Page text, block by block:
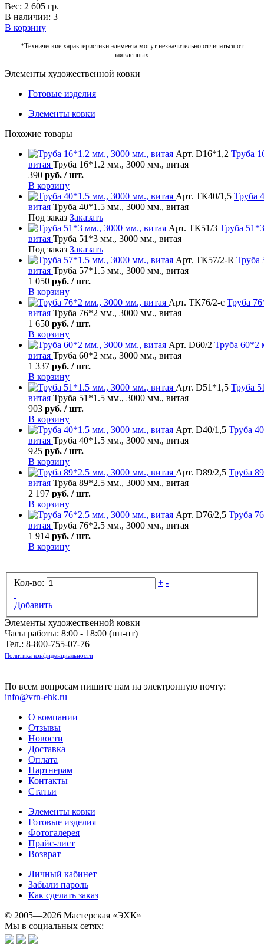
Вес: 2 605 гр.
В наличии: 3
В корзину
*Технические характеристики элемента могут незначительно отличаться от
заявленных.
Элементы художественной ковки
Готовые изделия
Элементы ковки
Похожие товары
Арт. D16*1,2 Труба
витая Труба 16*1.2 мм., 3000 мм., витая
390 руб. / шт.
В корзину
Арт. ТК40/1,5 Труба
витая Труба 40*1.5 мм., 3000 мм., витая
Под заказ Заказать
Арт. ТК51/3 Труба
витая Труба 51*3 мм., 3000 мм., витая
Под заказ Заказать
Арт. ТК57/2-R Труба
витая Труба 57*1.5 мм., 3000 мм., витая
1 050 руб. / шт.
В корзину
Арт. ТК76/2-с Труба
витая Труба 76*2 мм., 3000 мм., витая
1 650 руб. / шт.
В корзину
Арт. D60/2 Труба 60*2
витая Труба 60*2 мм., 3000 мм., витая
1 337 руб. / шт.
В корзину
Арт. D51*1,5 Труба
витая Труба 51*1.5 мм., 3000 мм., витая
903 руб. / шт.
В корзину
Арт. D40/1,5 Труба
витая Труба 40*1.5 мм., 3000 мм., витая
925 руб. / шт.
В корзину
Арт. D89/2,5 Труба
витая Труба 89*2.5 мм., 3000 мм., витая
2 197 руб. / шт.
В корзину
Арт. D76/2,5 Труба
витая Труба 76*2.5 мм., 3000 мм., витая
1 914 руб. / шт.
В корзину
Кол-во: + -
Добавить
Элементы художественной ковки
Часы работы: 8:00 - 18:00 (пн-пт)
Тел.: 8-800-755-07-76
Политика конфиденциальности
По всем вопросам пишите нам на электронную почту:
info@vrn-ehk.ru
О компании
Отзывы
Новости
Доставка
Оплата
Партнерам
Контакты
Статьи
Элементы ковки
Готовые изделия
Фотогалерея
Прайс-лист
Возврат
Личный кабинет
Забыли пароль
Как сделать заказ
© 2005—2026 Мастерская «ЭХК»
Мы в социальных сетях: